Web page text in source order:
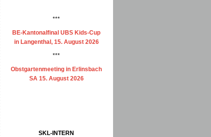
***
BE-Kantonalfinal UBS Kids-Cup
in Langenthal, 15. August 2026
***
Obstgartenmeeting in Erlinsbach
SA 15. August 2026
SKL-INTERN